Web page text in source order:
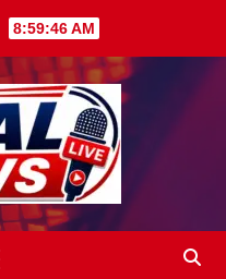
8:59:47 AM